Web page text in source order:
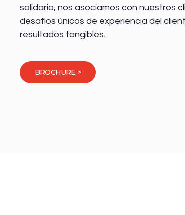
solidario, nos asociamos con nuestros
desafíos únicos de experiencia del
resultados tangibles.
BROCHURE >